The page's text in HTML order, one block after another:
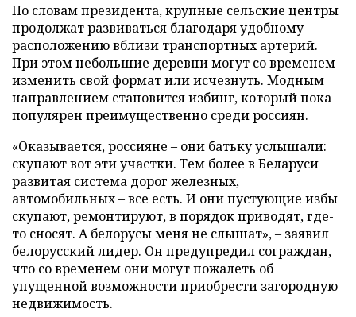
По словам президента, крупные сельские центры
продолжат развиваться благодаря удобному
расположению вблизи транспортных артерий.
При этом небольшие деревни могут со временем
изменить свой формат или исчезнуть. Модным
направлением становится избинг, который пока
популярен преимущественно среди россиян.
«Оказывается, россияне – они батьку услышали:
скупают вот эти участки. Тем более в Беларуси
развитая система дорог железных,
автомобильных – все есть. И они пустующие избы
скупают, ремонтируют, в порядок приводят, где-
то сносят. А белорусы меня не слышат», – заявил
белорусский лидер. Он предупредил сограждан,
что со временем они могут пожалеть об
упущенной возможности приобрести загородную
недвижимость.